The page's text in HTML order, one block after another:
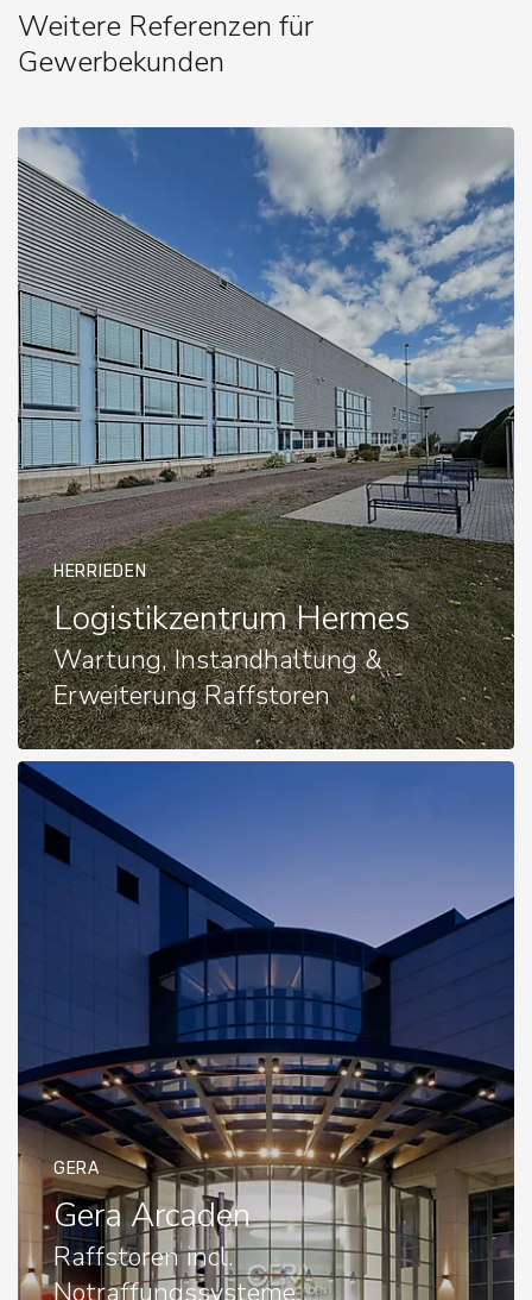
Weitere Referenzen für
Gewerbekunden
HERRIEDEN
Logistikzentrum Hermes
Wartung, Instandhaltung &
Erweiterung Raffstoren
GERA
Gera Arcaden
Raffstoren incl.